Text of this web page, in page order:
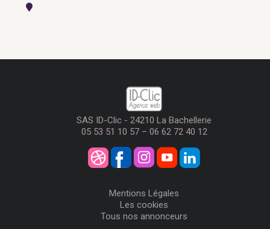
SAS ID-Clic - 24210 La Bachellerie
05 53 51 10 57 – 06 62 72 40 12
Mentions Légales
Les cookies
Tous nos annonceurs